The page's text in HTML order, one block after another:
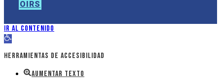
OIRS
Ir al contenido
Abrir barra de herramientas
Herramientas de accesibilidad
Aumentar texto